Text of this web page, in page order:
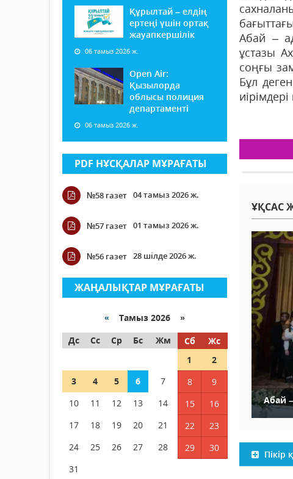
Құрылтай – елдің
ертеңі үшін ортақ
жауапкершілік
06 тамыз 2026 ж.
Open Air:
Қызылорда
облысы полиция
департаменті
06 тамыз 2026 ж.
PDF НҰСҚАЛАР МҰРАҒАТЫ
№58 газет 04 тамыз 2026 ж.
№57 газет 01 тамыз 2026 ж.
№56 газет 28 шілде 2026 ж.
ЖАҢАЛЫҚТАР МҰРАҒАТЫ
« Тамыз 2026 »
Дс
Сс Ср Бс Жм Сб
Жс
1
2
3
4 5 6 7 8
9
10
11 12 13 14 15
16
17
18 19 20 21 22
23
24
25 26 27 28 29
30
31
Абай –
ұстазы
соңғы
Бұл
ҰҚСАС
Абай
Пікір